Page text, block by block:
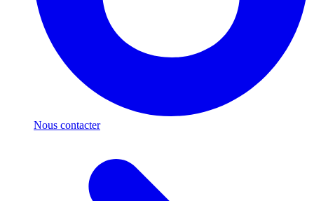
Nous contacter